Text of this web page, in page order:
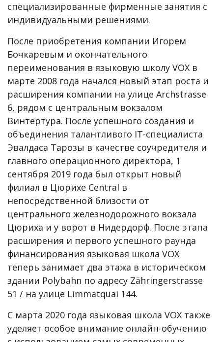
специализированные фирменные занятия с
индивидуальными решениями.
После приобретения компании Игорем
Бочкаревым и окончательного
переименования в языковую школу VOX в
марте 2008 года начался новый этап роста и
расширения компании на улице Archstrasse
6, рядом с центральным вокзалом
Винтертура. После успешного создания и
объединения талантливого IT-специалиста
Эвалдаса Тарозы в качестве соучредителя и
главного операционного директора, 1
сентября 2019 года был открыт новый
филиал в Цюрихе Central в
непосредственной близости от
центрального железнодорожного вокзала
Цюриха и у ворот в Нидердорф. После этапа
расширения и первого успешного раунда
финансирования языковая школа VOX
теперь занимает два этажа в историческом
здании Polybahn по адресу Zähringerstrasse
51 / на улице Limmatquai 144.
С марта 2020 года языковая школа VOX также
уделяет особое внимание онлайн-обучению